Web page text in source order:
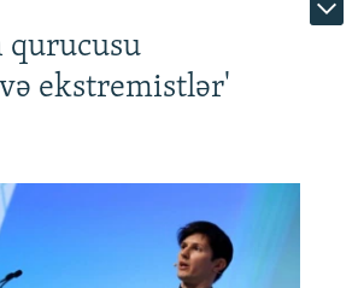
qurucusu
ekstremistlər'